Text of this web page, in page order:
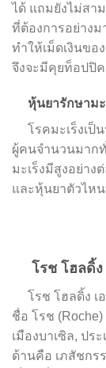
ได้ แถมยังไม่สา
ที่ต้องการอย่าง
ทำให้เม็ดเงินขอ
จึงจะมีคุยท็อปปิ
หุ้นยารักษามะ
โรคมะเร็งเป็
ผู้คนจำนวนมาก
มะเร็งมีสูงอย่าง
และหุ้นยาตัวไห
โรช โฮลดิ้ง
โรช โฮลดิ้ง เอ
ชื่อ โรช
เมืองบาเซิล, ปร
ด้านคือ เภสัชกร